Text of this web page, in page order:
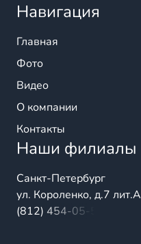
Навигация
Главная
Фото
Видео
О компании
Контакты
Наши филиалы
Санкт-Петербург
ул. Короленко, д.7 лит.А
(812) 454-05-54